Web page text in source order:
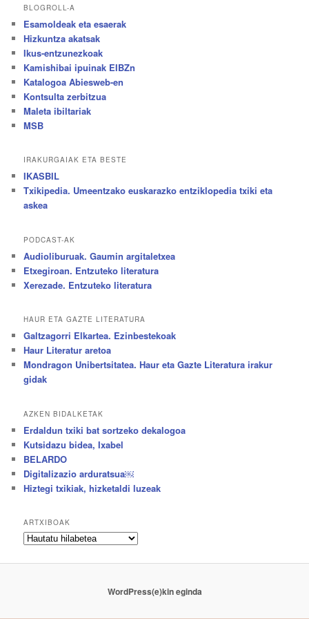
BLOGROLL-A
Esamoldeak eta esaerak
Hizkuntza akatsak
Ikus-entzunezkoak
Kamishibai ipuinak EIBZn
Katalogoa Abiesweb-en
Kontsulta zerbitzua
Maleta ibiltariak
MSB
IRAKURGAIAK ETA BESTE
IKASBIL
Txikipedia. Umeentzako euskarazko entziklopedia txiki eta
askea
PODCAST-AK
Audioliburuak. Gaumin argitaletxea
Etxegiroan. Entzuteko literatura
Xerezade. Entzuteko literatura
HAUR ETA GAZTE LITERATURA
Galtzagorri Elkartea. Ezinbestekoak
Haur Literatur aretoa
Mondragon Unibertsitatea. Haur eta Gazte Literatura irakur
gidak
AZKEN BIDALKETAK
Erdaldun txiki bat sortzeko dekalogoa
Kutsidazu bidea, Ixabel
BELARDO
Digitalizazio arduratsua￼
Hiztegi txikiak, hizketaldi luzeak
ARTXIBOAK
Artxiboak
WordPress(e)kin eginda